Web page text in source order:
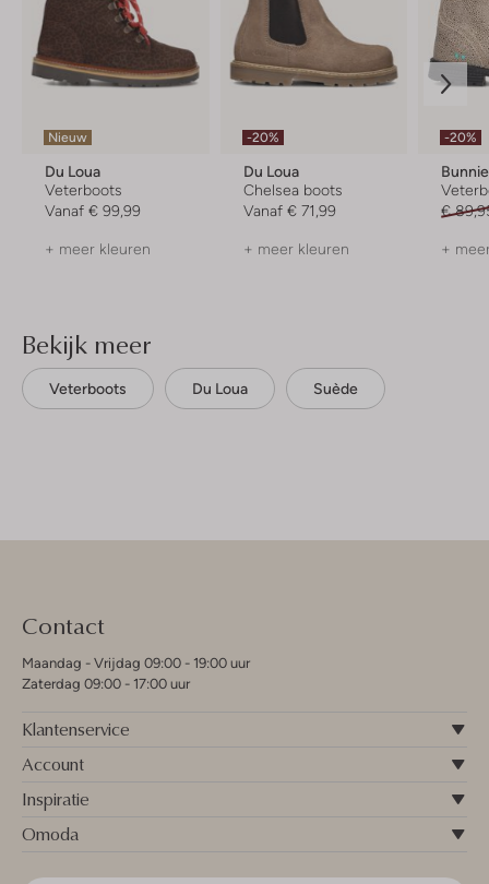
Nieuw
Du Loua
Veterboots
Vanaf € 99,99
+ meer kleuren
-20%
Du Loua
Chelsea boots
Vanaf € 71,99
+ meer kleuren
-20%
€
+
Bekijk meer
Veterboots Du Loua Suède
Contact
Maandag - Vrijdag 09:00 - 19:00 uur
Zaterdag 09:00 - 17:00 uur
Klantenservice
Account
Inspiratie
Omoda